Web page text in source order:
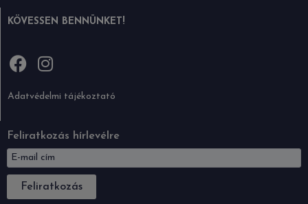
KÖVESSEN BENNÜNKET!
Adatvédelmi tájékoztató
Feliratkozás hírlevélre
Feliratkozás